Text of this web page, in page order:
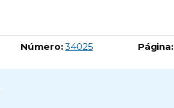
Número:Boletín Oficial número:
34025 Página: